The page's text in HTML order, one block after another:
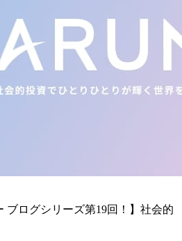
ブログシリーズ第19回！】社会的